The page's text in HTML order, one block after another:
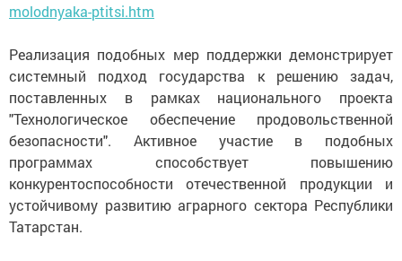
molodnyaka-ptitsi.htm
Реализация подобных мер поддержки демонстрирует
системный подход государства к решению задач,
поставленных в рамках национального проекта
"Технологическое обеспечение продовольственной
безопасности". Активное участие в подобных
программах способствует повышению
конкурентоспособности отечественной продукции и
устойчивому развитию аграрного сектора Республики
Татарстан.